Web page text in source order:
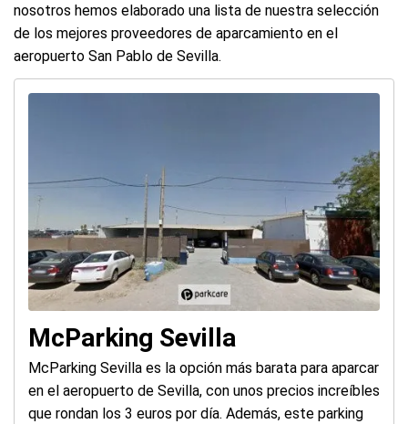
nosotros hemos elaborado una lista de nuestra selección
de los mejores proveedores de aparcamiento en el
aeropuerto San Pablo de Sevilla.
McParking Sevilla
McParking Sevilla es la opción más barata para aparcar
en el aeropuerto de Sevilla, con unos precios increíbles
que rondan los 3 euros por día. Además, este parking